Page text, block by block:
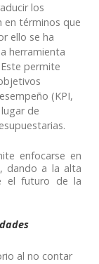
los
en términos que
ello se ha
herramienta
permite
(KPI,
de
enfocarse en
dando a la alta
el futuro de la
al no contar